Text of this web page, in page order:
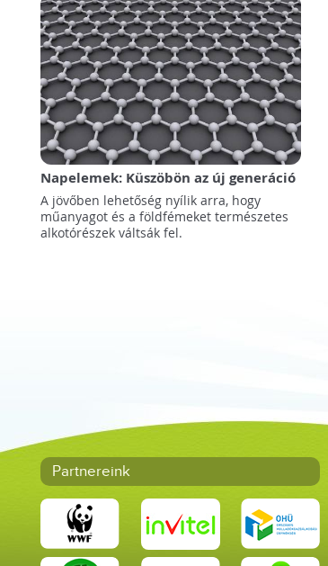
Napelemek: Küszöbön az új generáció
A jövőben lehetőség nyílik arra, hogy
műanyagot és a földfémeket természetes
alkotórészek váltsák fel.
Partnereink